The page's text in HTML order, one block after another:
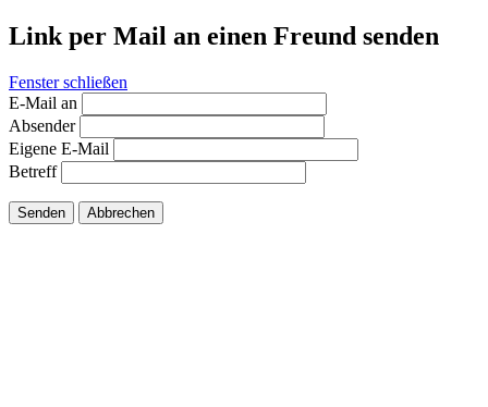
Link per Mail an einen Freund senden
Fenster schließen
E-Mail an
Absender
Eigene E-Mail
Betreff
Senden Abbrechen